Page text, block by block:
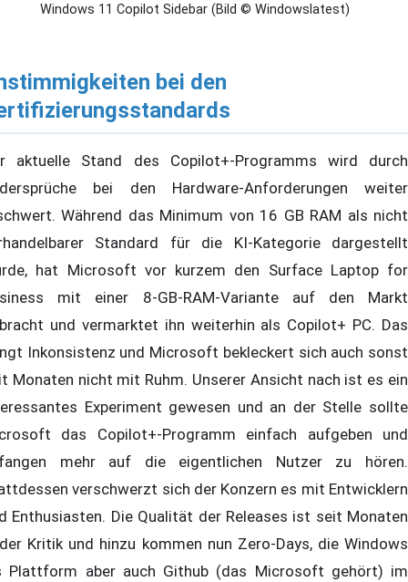
Windows 11 Copilot Sidebar (Bild © Windowslatest)
bei den
aktuelle Stand des Copilot+-Programms wird durch
bei den Hardware-Anforderungen weiter
Während das Minimum von 16 GB RAM als nicht
Standard für die KI-Kategorie dargestellt
hat Microsoft vor kurzem den Surface Laptop for
mit einer 8-GB-RAM-Variante auf den Markt
und vermarktet ihn weiterhin als Copilot+ PC. Das
Inkonsistenz und Microsoft bekleckert sich auch sonst
Monaten nicht mit Ruhm. Unserer Ansicht nach ist es ein
Experiment gewesen und an der Stelle sollte
das Copilot+-Programm einfach aufgeben und
mehr auf die eigentlichen Nutzer zu hören.
verschwerzt sich der Konzern es mit Entwicklern
Enthusiasten. Die Qualität der Releases ist seit Monaten
Kritik und hinzu kommen nun Zero-Days, die Windows
Plattform aber auch Github (das Microsoft gehört) im